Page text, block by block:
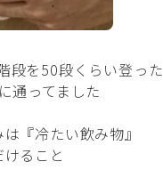
段を50段くらい登った
通ってました
『冷たい飲み物』
けること